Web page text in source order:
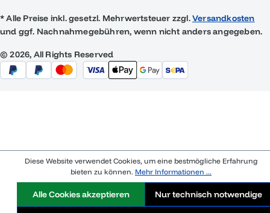
* Alle Preise inkl. gesetzl. Mehrwertsteuer zzgl.Versandkosten
und ggf. Nachnahmegebühren, wenn nicht anders angegeben.
© 2026, All Rights Reserved
Diese Website verwendet Cookies, um eine bestmögliche Erfahrung
bieten zu können. Mehr Informationen ...
Nur technisch notwendige
Alle Cookies akzeptieren